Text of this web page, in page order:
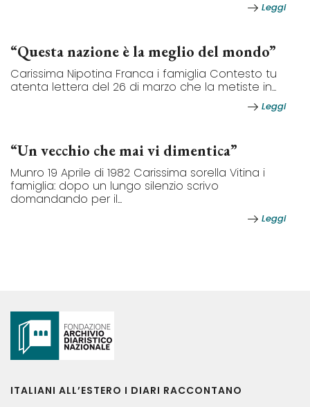
Leggi
“Questa nazione è la meglio del mondo”
Carissima Nipotina Franca i famiglia Contesto tu
atenta lettera del 26 di marzo che la metiste in...
Leggi
“Un vecchio che mai vi dimentica”
Munro 19 Aprile di 1982 Carissima sorella Vitina i
famiglia: dopo un lungo silenzio scrivo
domandando per il...
Leggi
ITALIANI ALL’ESTERO I DIARI RACCONTANO